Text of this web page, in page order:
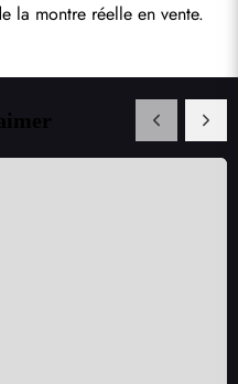
la montre réelle en vente.